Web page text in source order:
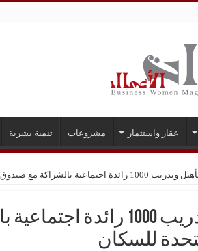
عقار واستثمار مشروعات تنمية بشرية
وتدريب 1000 رائدة اجتماعية بالشراكة مع صندوق الأمم المتحدة للسكان
تأهيل وتدريب 1000
للسكان